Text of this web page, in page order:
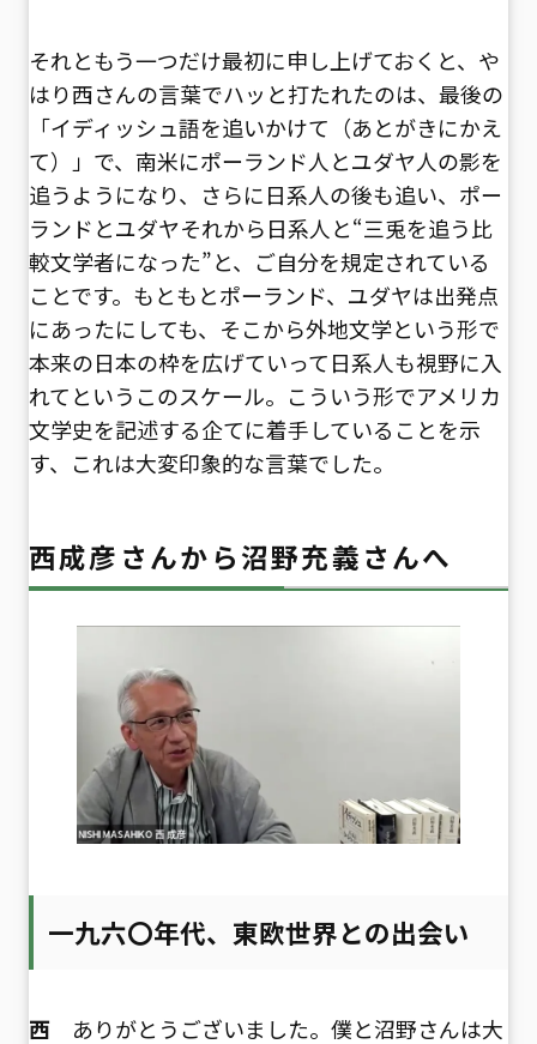
それともう一つだけ最初に申し上げておくと、や
はり西さんの言葉でハッと打たれたのは、最後の
「イディッシュ語を追いかけて（あとがきにかえ
て）」で、南米にポーランド人とユダヤ人の影を
追うようになり、さらに日系人の後も追い、ポー
ランドとユダヤそれから日系人と“三兎を追う比
較文学者になった”と、ご自分を規定されている
ことです。もともとポーランド、ユダヤは出発点
にあったにしても、そこから外地文学という形で
本来の日本の枠を広げていって日系人も視野に入
れてというこのスケール。こういう形でアメリカ
文学史を記述する企てに着手していることを示
す、これは大変印象的な言葉でした。
西成彦さんから沼野充義さんへ
一九六〇年代、東欧世界との出会い
西ありがとうございました。僕と沼野さんは大